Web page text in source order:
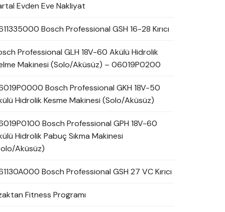
Evden Eve Nakliyat
Bosch Professional GSH 16-28 Kırıcı
Professional GLH 18V-60 Akülü Hidrolik
Makinesi (Solo/Aküsüz) – 06019P0200
Bosch Professional GKH 18V-50
Hidrolik Kesme Makinesi (Solo/Aküsüz)
Bosch Professional GPH 18V-60
Hidrolik Pabuç Sıkma Makinesi
Aküsüz)
Bosch Professional GSH 27 VC Kırıcı
Fitness Programı